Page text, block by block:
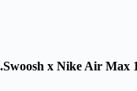
.Swoosh x Nike Air Max